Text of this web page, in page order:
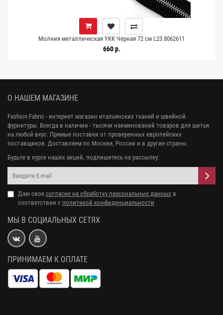
Молния металлическая YKK Черная 72 см L23 8062611
660 р.
О НАШЕМ МАГАЗИНЕ
Fashion Fabric - интернет магазин итальянских тканей и швейной
фурнитуры. Всегда в наличии - тысячи наименований товаров для шитья
на любой вкус. Прямые поставки от проверенных европейских
поставщиков. Доставляем по Москве, России и в другие страны.
Будьте в курсе наших акций, подпишитесь на рассылку:
Даю свое согласие на обработку персональных данных в
соответствии с политикой конфиденциальности
МЫ В СОЦИАЛЬНЫХ СЕТЯХ
ПРИНИМАЕМ К ОПЛАТЕ